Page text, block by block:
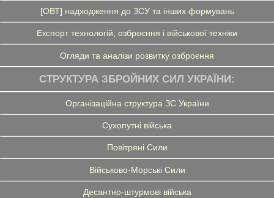
[ОВТ] надходження до ЗСУ та інших формувань
Експорт технологій, озброєння і військової техніки
Огляди та аналізи розвитку озброєння
СТРУКТУРА ЗБРОЙНИХ СИЛ УКРАЇНИ:
Організаційна структура ЗС України
Сухопутні війська
Повітряні Сили
Військово-Морські Сили
Десантно-штурмові війська